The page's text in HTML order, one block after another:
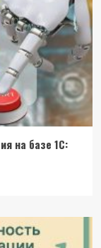
на базе 1С: